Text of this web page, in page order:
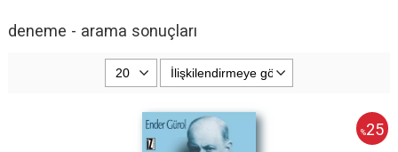
deneme - arama sonuçları
%25